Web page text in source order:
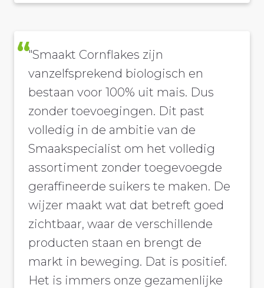
"Smaakt Cornflakes zijn
vanzelfsprekend biologisch en
bestaan voor 100% uit mais. Dus
zonder toevoegingen. Dit past
volledig in de ambitie van de
Smaakspecialist om het volledig
assortiment zonder toegevoegde
geraffineerde suikers te maken. De
wijzer maakt wat dat betreft goed
zichtbaar, waar de verschillende
producten staan en brengt de
markt in beweging. Dat is positief.
Het is immers onze gezamenlijke